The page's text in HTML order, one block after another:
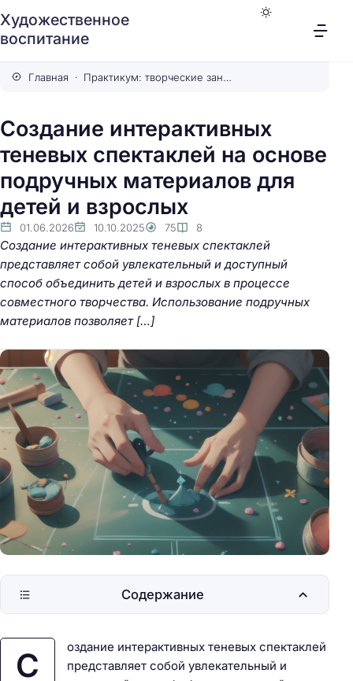
Художественное
воспитание
Главная Практикум: творческие занятия
Создание интерактивных
теневых спектаклей на основе
подручных материалов для
детей и взрослых
01.06.2026 10.10.2025 75 8
Создание интерактивных теневых спектаклей
представляет собой увлекательный и доступный
способ объединить детей и взрослых в процессе
совместного творчества. Использование подручных
материалов позволяет […]
С
оздание интерактивных теневых спектаклей
представляет собой увлекательный и
Содержание